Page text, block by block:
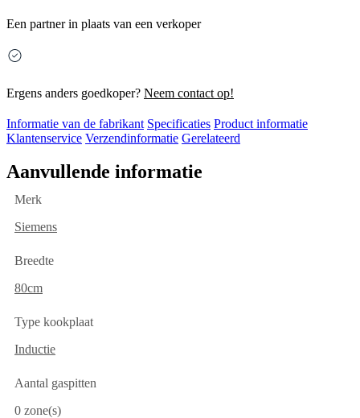
Een partner in plaats van een verkoper
Ergens anders goedkoper? Neem contact op!
Informatie van de fabrikant Specificaties Product informatie
Klantenservice Verzendinformatie Gerelateerd
Aanvullende informatie
Merk
Siemens
Breedte
80cm
Type kookplaat
Inductie
Aantal gaspitten
0 zone(s)